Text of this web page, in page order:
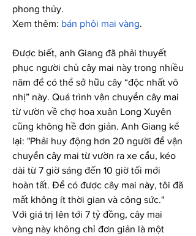
phong thủy.
Xem thêm: bán phôi mai vàng.
Được biết, anh Giang đã phải thuyết
phục người chủ cây mai này trong nhiều
năm để có thể sở hữu cây “độc nhất vô
nhị” này. Quá trình vận chuyển cây mai
từ vườn về chợ hoa xuân Long Xuyên
cũng không hề đơn giản. Anh Giang kể
lại: "Phải huy động hơn 20 người để vận
chuyển cây mai từ vườn ra xe cẩu, kéo
dài từ 7 giờ sáng đến 10 giờ tối mới
hoàn tất. Để có được cây mai này, tôi đã
mất không ít thời gian và công sức."
Với giá trị lên tới 7 tỷ đồng, cây mai
vàng này không chỉ đơn giản là một